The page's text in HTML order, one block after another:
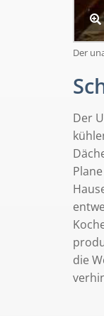
Der
Der
die